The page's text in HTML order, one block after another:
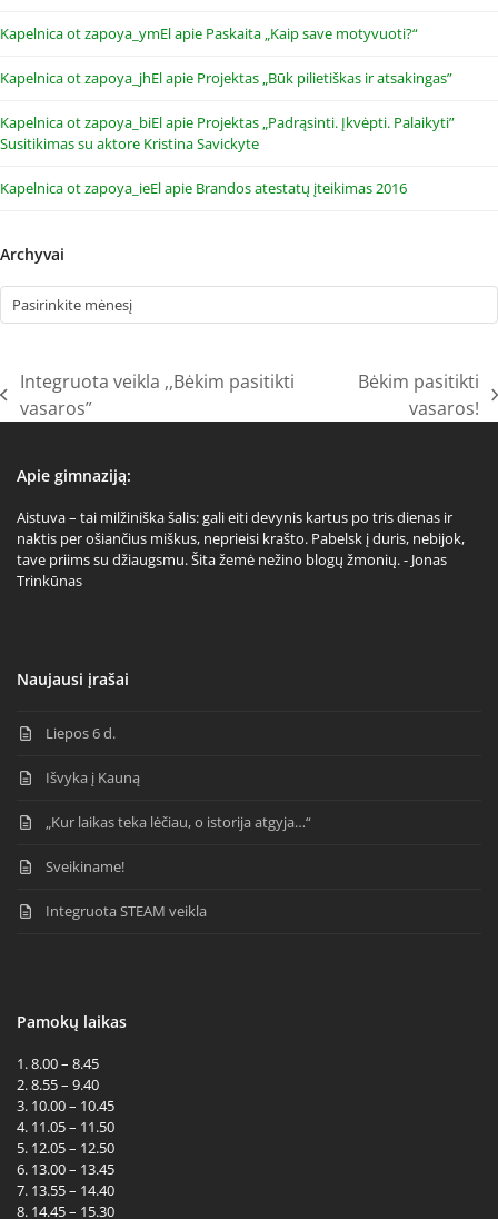
Kapelnica ot zapoya_ymElapie Paskaita „Kaip save motyvuoti?“
Kapelnica ot zapoya_jhElapie Projektas „Būk pilietiškas ir atsakingas”
Kapelnica ot zapoya_biElapie Projektas „Padrąsinti. Įkvėpti. Palaikyti”
Susitikimas su aktore Kristina Savickyte
Kapelnica ot zapoya_ieElapie Brandos atestatų įteikimas 2016
Archyvai
Archyvai
previous
Integruota veikla ,,Bėkim pasitikti
vasaros”
Bėkim pasitikti
vasaros!
Apie gimnaziją:
Aistuva – tai milžiniška šalis: gali eiti devynis kartus po tris dienas ir
naktis per ošiančius miškus, neprieisi krašto. Pabelsk į duris, nebijok,
tave priims su džiaugsmu. Šita žemė nežino blogų žmonių. - Jonas
Trinkūnas
Naujausi įrašai
Liepos 6 d.
Išvyka į Kauną
„Kur laikas teka lėčiau, o istorija atgyja…“
Sveikiname!
Integruota STEAM veikla
Pamokų laikas
1. 8.00 – 8.45
2. 8.55 – 9.40
3. 10.00 – 10.45
4. 11.05 – 11.50
5. 12.05 – 12.50
6. 13.00 – 13.45
7. 13.55 – 14.40
8. 14.45 – 15.30